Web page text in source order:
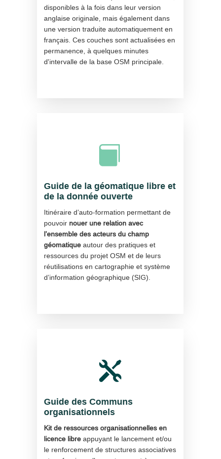
disponibles à la fois dans leur version
anglaise originale, mais également dans
une version traduite automatiquement en
français. Ces couches sont actualisées en
permanence, à quelques minutes
d'intervalle de la base OSM principale.

Guide de la géomatique libre et
de la donnée ouverte
Itinéraire d’auto-formation permettant de
pouvoir nouer une relation avec
l’ensemble des acteurs du champ
géomatique autour des pratiques et
ressources du projet OSM et de leurs
réutilisations en cartographie et système
d’information géographique (SIG).

Guide des Communs
organisationnels
Kit de ressources organisationnelles en
licence libre appuyant le lancement et/ou
le renforcement de structures associatives